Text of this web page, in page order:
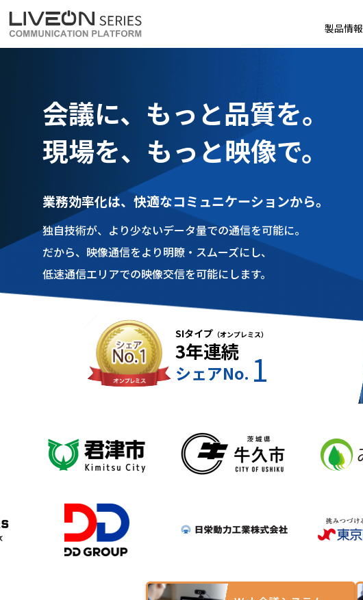
製品情報
会議に、もっと品質を。
現場を、もっと映像で。
業務効率化は、快適なコミュニケーションから。
独自技術が、より少ないデータ量での通信を可能に。
だから、映像通信をより明瞭・スムーズにし、
低速通信エリアでの映像交信を可能にします。
SIタイプ （オンプレミス）
3年連続
シェアNo. 1